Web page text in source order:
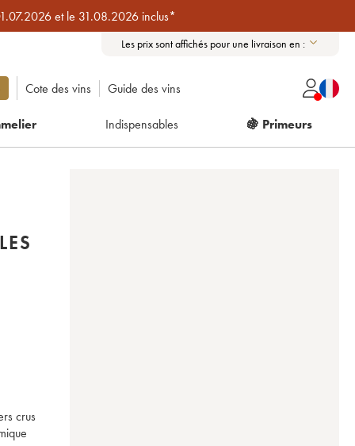
et le 31.08.2026 inclus*
Les prix sont affichés pour une livraison en :
Cote des vins Guide des vins
Indispensables 🍇 Primeurs
crus